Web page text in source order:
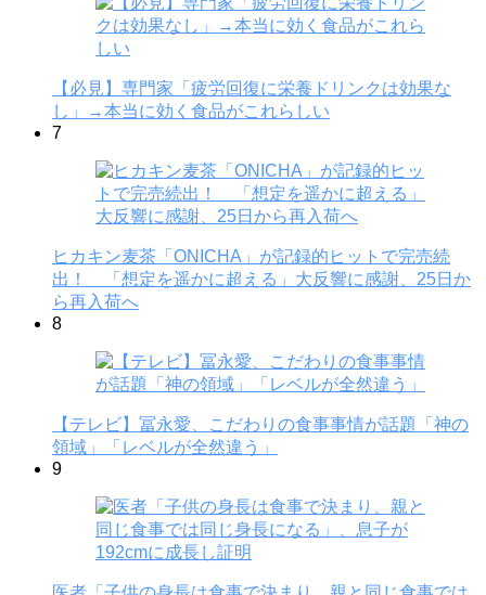
【必見】専門家「疲労回復に栄養ドリンクは効果な
し」→本当に効く食品がこれらしい
7
ヒカキン麦茶「ONICHA」が記録的ヒットで完売続
出！ 「想定を遥かに超える」大反響に感謝、25日か
ら再入荷へ
8
【テレビ】冨永愛、こだわりの食事事情が話題「神の
領域」「レベルが全然違う」
9